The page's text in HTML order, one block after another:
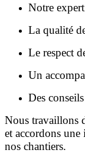
Notre
La qualité
Le respect
Un
Des
Nous travaillons
et accordons une
nos chantiers.